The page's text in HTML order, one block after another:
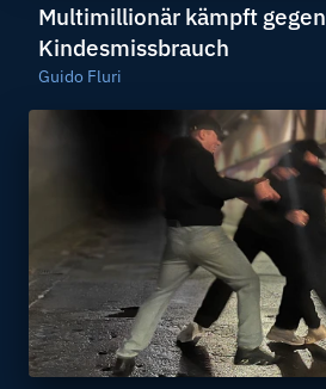
Multimillionär kämpft gegen
Kindesmissbrauch
Guido Fluri